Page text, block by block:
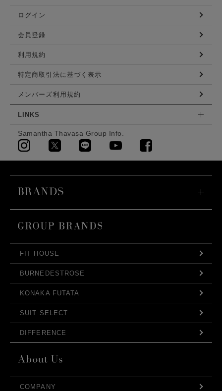
ログイン
会員登録
利用規約
特定商取引法に基づく表示
メンバーズ利用規約
LINKS
Samantha Thavasa Group Info.
FIT HOUSE
BURNEDESTROSE
KONAKA FUTATA
SUIT SELECT
DIFFERENCE
COMPANY